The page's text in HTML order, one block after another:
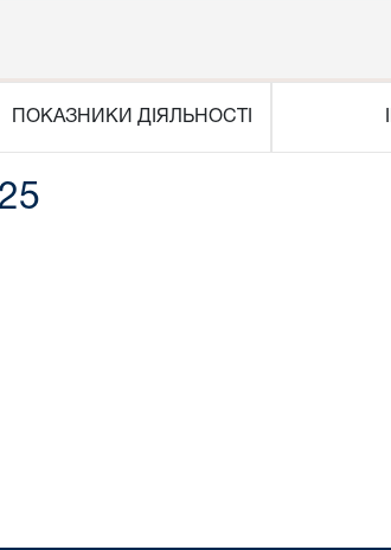
ПОКАЗНИКИ ДІЯЛЬНОСТІ